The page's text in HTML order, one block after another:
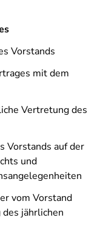
Vorstands
mit dem
Vertretung des
Vorstands auf der
und
vom Vorstand
jährlichen